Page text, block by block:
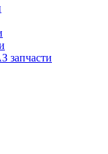
запчасти